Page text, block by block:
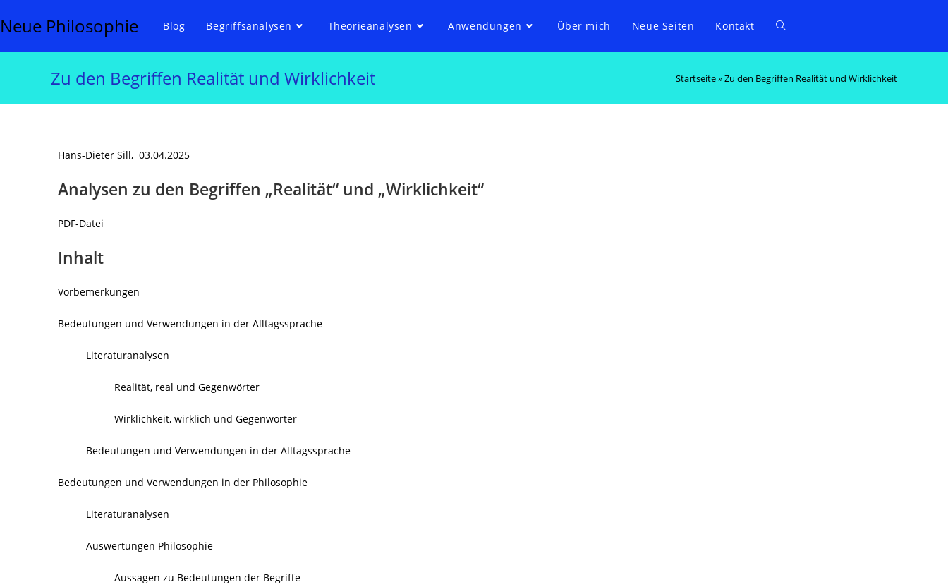
Neue Philosophie Blog Begriffsanalysen Theorieanalysen Anwendungen Über mich Neue Seiten Kontakt
Zu den Begriffen Realität und Wirklichkeit Startseite»Zu den Begriffen Realität und Wirklichkeit
Hans-Dieter Sill, 03.04.2025
Analysen zu den Begriffen „Realität“ und „Wirklichkeit“
PDF-Datei
Inhalt
Vorbemerkungen
Bedeutungen und Verwendungen in der Alltagssprache
Literaturanalysen
Realität, real und Gegenwörter
Wirklichkeit, wirklich und Gegenwörter
Bedeutungen und Verwendungen in der Alltagssprache
Bedeutungen und Verwendungen in der Philosophie
Literaturanalysen
Auswertungen Philosophie
Aussagen zu Bedeutungen der Begriffe